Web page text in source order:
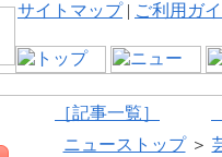
サイトマップ| ご利用ガ
［記事一覧］
ニューストップ＞